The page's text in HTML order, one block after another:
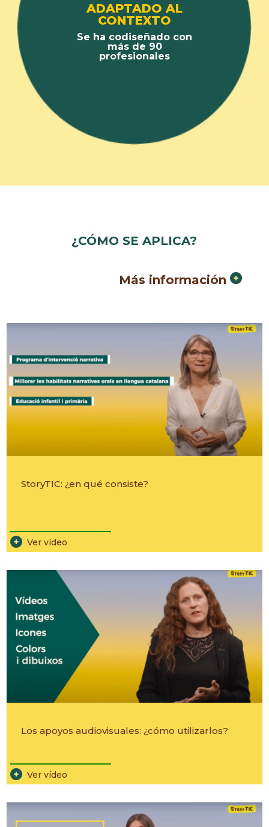
ADAPTADO AL
CONTEXTO
Se ha codiseñado con
más de 90
profesionales
¿CÓMO SE APLICA?
Más información
StoryTIC: ¿en qué consiste?
________________________
Ver vídeo
Los apoyos audiovisuales: ¿cómo utilizarlos?
Ver vídeo